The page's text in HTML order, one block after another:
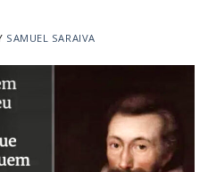
SAMUEL SARAIVA